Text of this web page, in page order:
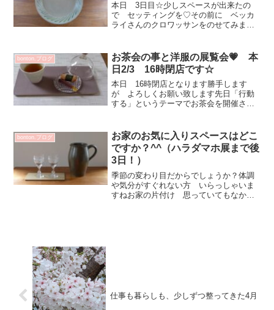
本日 3日目☆少しスペースが出来たの
で セッティングを♡その前に ベッカ
ライさんのクロワッサンをのせてみまし
レー（練錫）14040円18㎝ 土器皿
（鼠） ...
bonton.ブログ
お茶会の事と洋服の展覧会💗 本
日2/3 16時閉店です☆
本日 16時閉店となります勝手します
が よろしくお願い致します先日「行動
する」というテーマでお茶会を開催させ
チッとはまった方包み込むような 優し
いエネルギーの笑顔話し...
bonton.ブログ
お家のお気に入りスペースはどこ
ですか？^^（ハラダマホ展まで後
3日！）
季節の変わり目だからでしょうか？体調
や気分がすぐれない方 いらっしゃいま
すねお家の片付け 思っていてもなかな
仕事も暮らしも、少しずつ整ってきた4月